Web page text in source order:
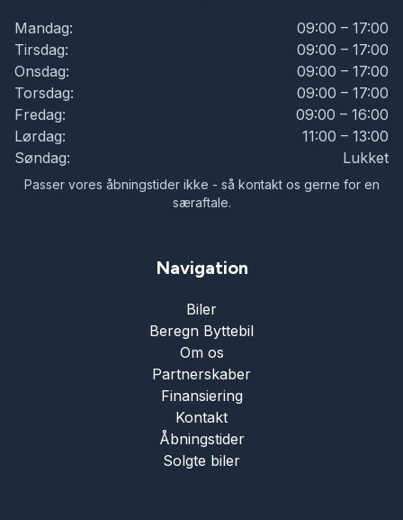
Mandag:
09:00 – 17:00
Tirsdag:
09:00 – 17:00
Onsdag:
09:00 – 17:00
Torsdag:
09:00 – 17:00
Fredag:
09:00 – 16:00
Lørdag:
11:00 – 13:00
Søndag:
Lukket
Passer vores åbningstider ikke - så kontakt os gerne for en
særaftale.
Navigation
Biler
Beregn Byttebil
Om os
Partnerskaber
Finansiering
Kontakt
Åbningstider
Solgte biler